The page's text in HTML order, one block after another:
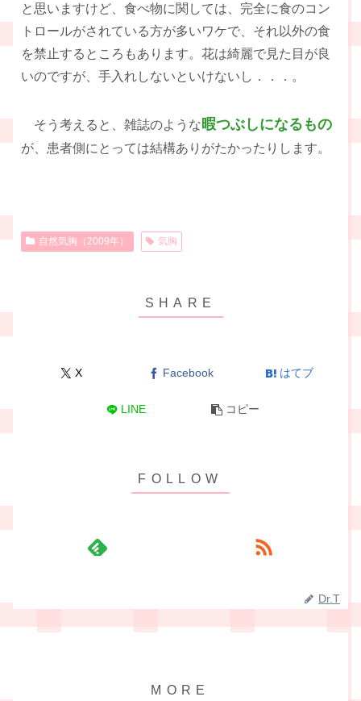
と思いますけど、食べ物に関しては、完全に食のコン
トロールがされている方が多いワケで、それ以外の食
を禁止するところもあります。花は綺麗で見た目が良
いのですが、手入れしないといけないし．．．。
そう考えると、雑誌のような暇つぶしになるもの
が、患者側にとっては結構ありがたかったりします。
自然気胸（2009年） 気胸
X Facebook はてブ
LINE コピー
Dr.T